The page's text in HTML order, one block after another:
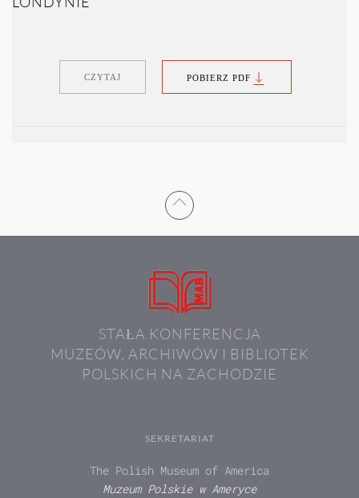
CZYTAJ POBIERZ PDF
STAŁA KONFERENCJA
MUZEÓW, ARCHIWÓW I BIBLIOTEK
POLSKICH NA ZACHODZIE
SEKRETARIAT
The Polish Museum of America
Muzeum Polskie w Ameryce